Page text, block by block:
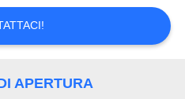
APERTURA